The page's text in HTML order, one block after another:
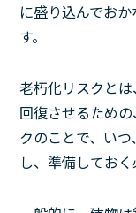
に盛り込んでお
す。
老朽化リスクと
回復させるため
クのことで、い
し、準備しておく